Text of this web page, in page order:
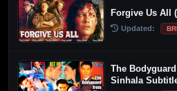
Forgive Us All
Updated:
The
Sinhala